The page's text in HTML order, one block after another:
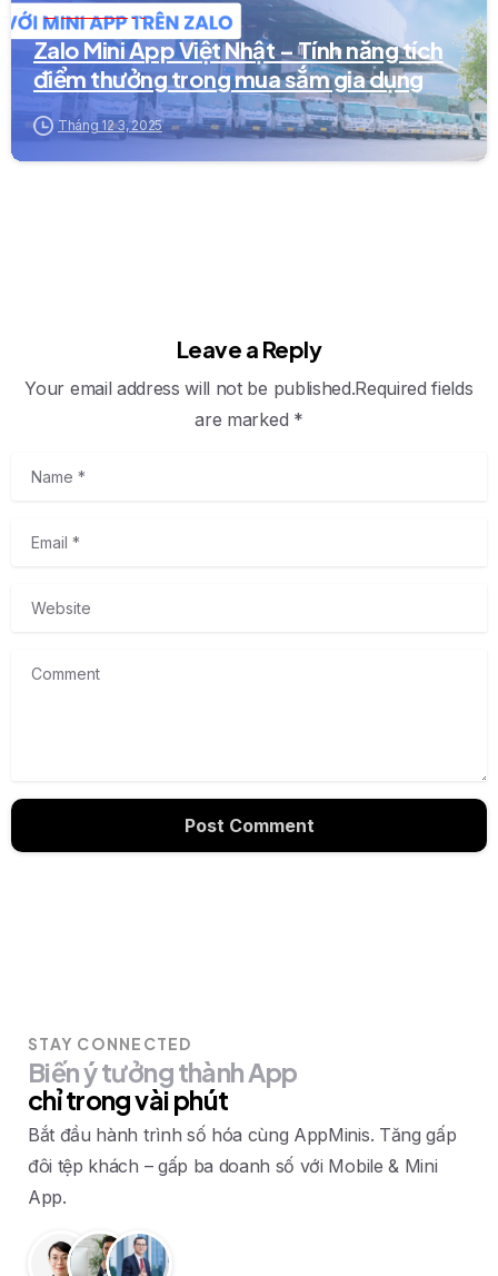
Dự án Mini App
Zalo Mini App Việt Nhật – Tính năng tích
điểm thưởng trong mua sắm gia dụng
Tháng 12 3, 2025
Leave a Reply
Your email address will not be published.Required fields
are marked *
Name
Email *
Website
Comment
STAY CONNECTED
BiếnýtưởngthànhApp
chỉtrongvàiphút
Bắt đầu hành trình số hóa cùng AppMinis. Tăng gấp
đôi tệp khách – gấp ba doanh số với Mobile & Mini
App.